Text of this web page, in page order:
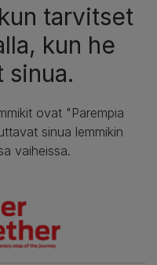
tarvitset
kun he
sinua.
ovat "Parempia
sinua lemmikin
vaiheissa.